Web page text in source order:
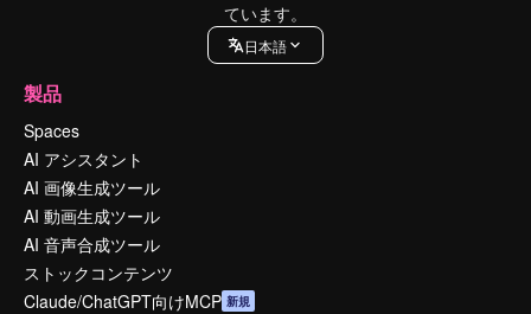
ています。
日本語
製品
Spaces
AI アシスタント
AI 画像生成ツール
AI 動画生成ツール
AI 音声合成ツール
ストックコンテンツ
Claude/ChatGPT向けMCP 新規